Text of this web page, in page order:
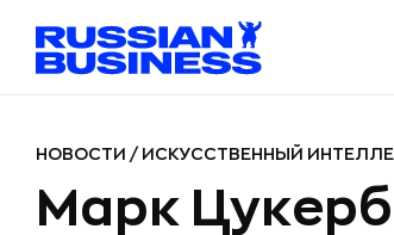
НОВОСТИ / ИСКУССТВЕННЫЙ
Марк